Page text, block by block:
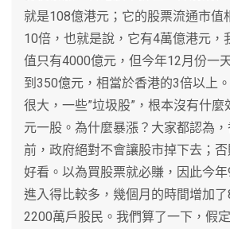
就是108億港元；它的股票流通市值
10倍，也就是說，它有4萬億港元，
值只有4000億元，但今年12月份一
到350億元，相當於香港的3倍以上
很大，一些”垃圾股”，根本沒有什
元一股。為什麼暴漲？大家都認為，
前，政府絕對不會讓股市掉下去；
好看。以為買股票就必賺，因此今
進入得比較多，幾個月的時間增加
2200萬戶股民。我們算了一下，假